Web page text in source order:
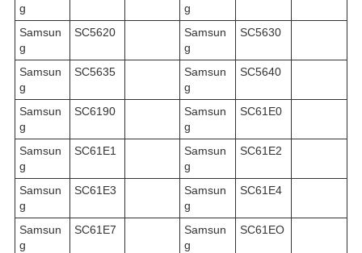
g
g
Samsun
g
SC5620
Samsun
g
SC5630
Samsun
g
SC5635
Samsun
g
SC5640
Samsun
g
SC6190
Samsun
g
SC61E0
Samsun
g
SC61E1
Samsun
g
SC61E2
Samsun
g
SC61E3
Samsun
g
SC61E4
Samsun
g
SC61E7
Samsun
g
SC61EO